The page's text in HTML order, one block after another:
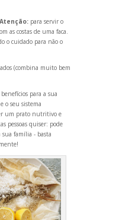
Atenção:para servir o
as costas de uma faca.
o cuidado para não o
(combina muito bem
para a sua
o seu sistema
um prato nutritivo e
pessoas quiser: pode
família - basta